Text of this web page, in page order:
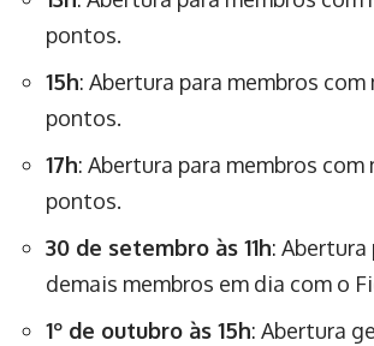
pontos.
15h: Abertura para membros com
pontos.
17h: Abertura para membros com
pontos.
30 de setembro às 11h:
demais membros em dia com o
1º de outubro às 15h: Abertura